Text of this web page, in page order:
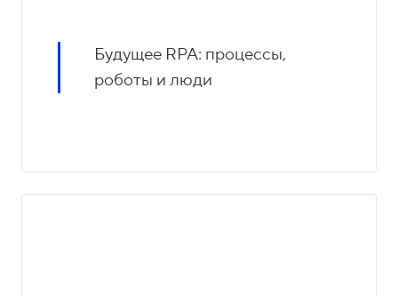
Будущее RPA: процессы,
роботы и люди